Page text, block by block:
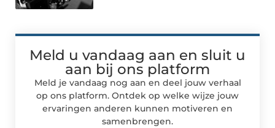
Meld u vandaag aan en sluit u
aan bij ons platform
Meld je vandaag nog aan en deel jouw verhaal
op ons platform. Ontdek op welke wijze jouw
ervaringen anderen kunnen motiveren en
samenbrengen.